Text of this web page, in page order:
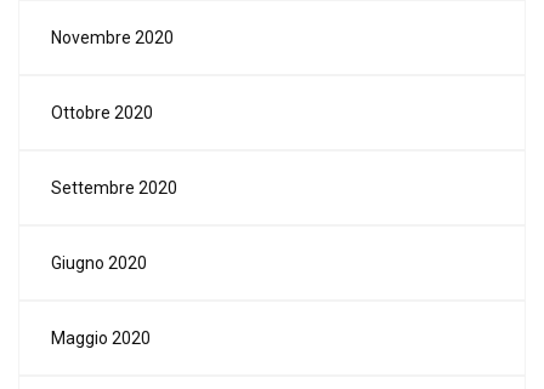
Novembre 2020
Ottobre 2020
Settembre 2020
Giugno 2020
Maggio 2020